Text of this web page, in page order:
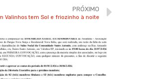
PRÓXIMO
Valinhos tem Sol e friozinho à noite